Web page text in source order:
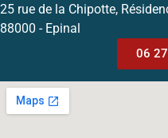
25 rue de la Chipotte,
88000 - Epinal
06